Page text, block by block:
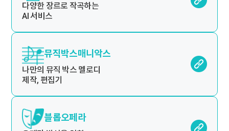
다양한 장르로 작곡하는
AI 서비스
뮤직박스매니악스
나만의 뮤직 박스 멜로디
제작, 편집기
블롭오페라